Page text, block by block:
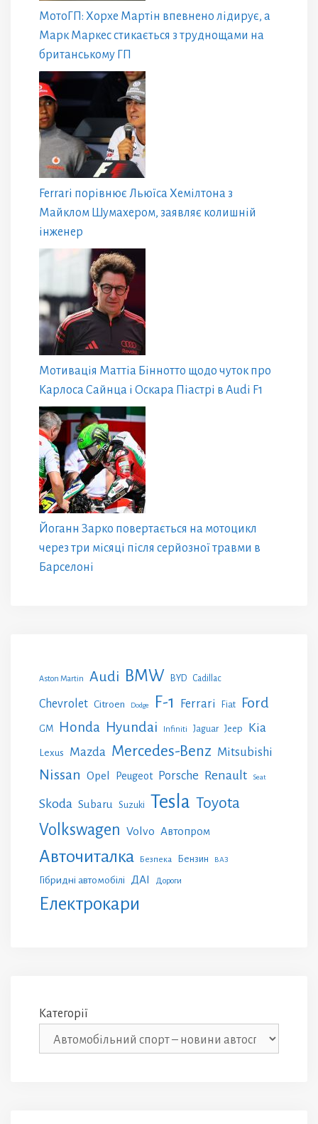
МотоГП: Хорхе Мартін впевнено лідирує, а
Марк Маркес стикається з труднощами на
британському ГП
Ferrari порівнює Льюїса Хемілтона з
Майклом Шумахером, заявляє колишній
інженер
Мотивація Маттіа Біннотто щодо чуток про
Карлоса Сайнца і Оскара Піастрі в Audi F1
Йоганн Зарко повертається на мотоцикл
через три місяці після серйозної травми в
Барселоні
Aston Martin Audi BMW BYD Cadillac
Chevrolet Citroen Dodge F-1 Ferrari Fiat Ford
GM Honda Hyundai Infiniti Jaguar Jeep Kia
Lexus Mazda Mercedes-Benz Mitsubishi
Nissan Opel Peugeot Porsche Renault Seat
Skoda Subaru Suzuki Tesla Toyota
Volkswagen Volvo Автопром
Авточиталка Безпека Бензин ВАЗ
Гібридні автомобілі ДАІ Дороги
Електрокари
Категорії